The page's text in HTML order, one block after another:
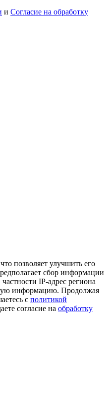
и Согласие на обработку
позволяет улучшить его
сбор информации
IP-адрес региона
информацию. Продолжая
с политикой
согласие на обработку